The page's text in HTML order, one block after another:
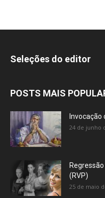
Seleções do editor
POSTS MAIS
Invocação
24 de junho
(RVP)
25 de maio